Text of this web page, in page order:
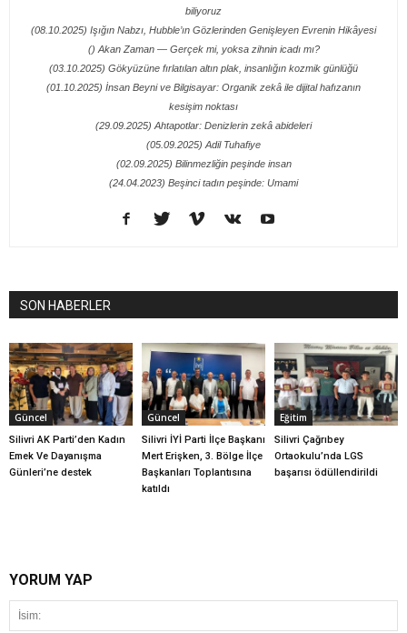
biliyoruz
(08.10.2025) Işığın Nabzı, Hubble’ın Gözlerinden Genişleyen Evrenin Hikâyesi
() Akan Zaman — Gerçek mi, yoksa zihnin icadı mı?
(03.10.2025) Gökyüzüne fırlatılan altın plak, insanlığın kozmik günlüğü
(01.10.2025) İnsan Beyni ve Bilgisayar: Organik zekâ ile dijital hafızanın
kesişim noktası
(29.09.2025) Ahtapotlar: Denizlerin zekâ abideleri
(05.09.2025) Adil Tuhafiye
(02.09.2025) Bilinmezliğin peşinde insan
(24.04.2023) Beşinci tadın peşinde: Umami
SON HABERLER
Güncel
Silivri AK Parti’den Kadın
Emek Ve Dayanışma
Günleri’ne destek
Güncel
Silivri İYİ Parti İlçe Başkanı
Mert Erişken, 3. Bölge İlçe
Başkanları Toplantısına
katıldı
Eğitim
Silivri Çağrıbey
Ortaokulu’nda LGS
başarısı ödüllendirildi
YORUM YAP